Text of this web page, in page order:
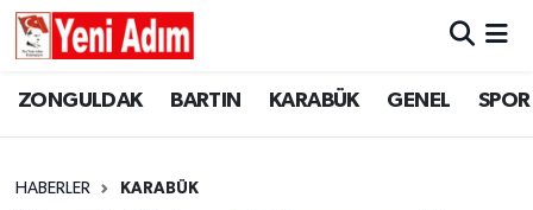
ZONGULDAK BARTIN KARABÜK GENEL SPOR
HABERLER KARABÜK
ZONGULDAK
ZONGULDAK
Zonguldak Hava Durumu